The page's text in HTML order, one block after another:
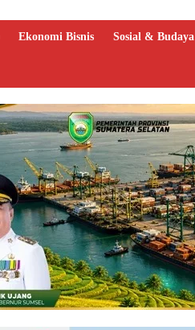
Ekonomi Bisnis Sosial & Budaya